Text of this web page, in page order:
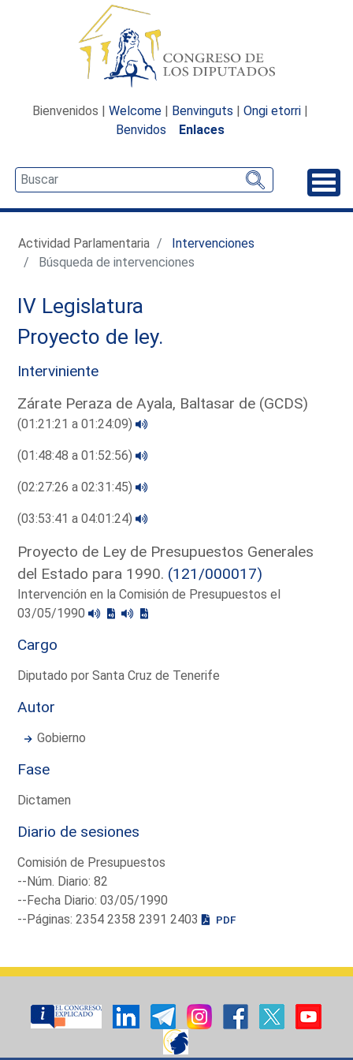
Bienvenidos | Welcome | Benvinguts | Ongi etorri |
Benvidos
Enlaces
Actividad Parlamentaria
Intervenciones
Búsqueda de intervenciones
IV Legislatura
Proyecto de ley.
Interviniente
Zárate Peraza de Ayala, Baltasar de (GCDS)
(01:21:21 a 01:24:09)
(01:48:48 a 01:52:56)
(02:27:26 a 02:31:45)
(03:53:41 a 04:01:24)
Proyecto de Ley de Presupuestos Generales
del Estado para 1990. (121/000017)
Intervención en la Comisión de Presupuestos el
03/05/1990
Cargo
Diputado por Santa Cruz de Tenerife
Autor
Gobierno
Fase
Dictamen
Diario de sesiones
Comisión de Presupuestos
--Núm. Diario: 82
--Fecha Diario: 03/05/1990
--Páginas: 2354 2358 2391 2403
PDF